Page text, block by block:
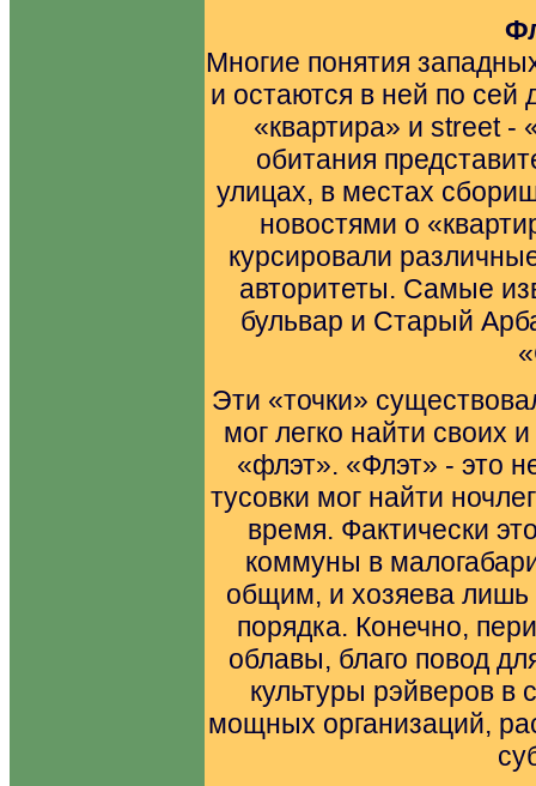
Многие понятия
и остаются в ней по сей
«квартира» и street -
обитания
улицах, в местах
новостями о
курсировали
авторитеты. Самые
бульвар и Старый
Эти «точки»
мог легко найти своих
«флэт». «Флэт» - это
тусовки мог найти
время. Фактически
коммуны в
общим, и хозяева лишь
порядка. Конечно,
облавы, благо повод
культуры рэйверов
мощных организаций,